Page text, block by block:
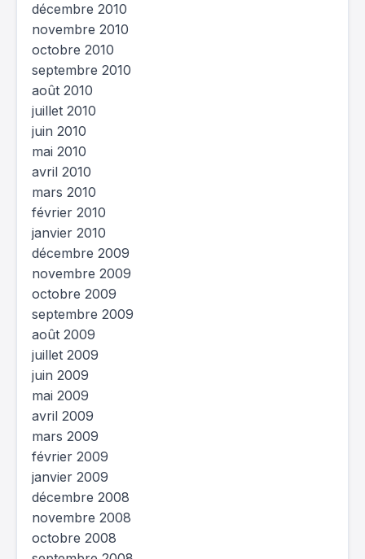
décembre 2010
novembre 2010
octobre 2010
septembre 2010
août 2010
juillet 2010
juin 2010
mai 2010
avril 2010
mars 2010
février 2010
janvier 2010
décembre 2009
novembre 2009
octobre 2009
septembre 2009
août 2009
juillet 2009
juin 2009
mai 2009
avril 2009
mars 2009
février 2009
janvier 2009
décembre 2008
novembre 2008
octobre 2008